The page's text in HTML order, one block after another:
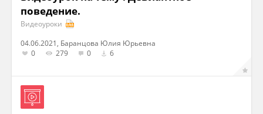
поведение.
Видеоуроки
04.06.2021, Баранцова Юлия Юрьевна
0
279 0 6